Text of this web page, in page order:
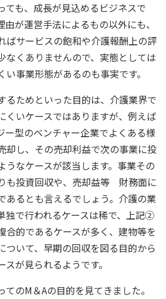
ても、成長が見込めるビジネスで
が運営手法によるもの以外にも、
ばサービスの飽和や介護報酬上の評
なくありませんので、実態としては
事業形態があるのも事実です。
ためといった目的は、介護業界で
くいケースではありますが、例えば
ー型のベンチャー企業でよくある様
却し、その売却利益で次の事業に投
うなケースが該当します。事業その
も投資回収や、売却益等 財務面に
あるとも言えるでしょう。介護の業
独で行われるケースは稀で、上記②
合的であるケースが多く、建物等を
ついて、早期の回収を図る目的から
が見られるようです。
のM＆Aの目的を見てきました。